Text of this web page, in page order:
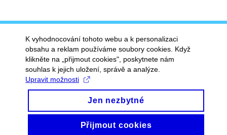
K vyhodnocování tohoto webu a k personalizaci
obsahu a reklam používáme soubory cookies. Když
klikněte na „přijmout cookies", poskytnete nám
souhlas k jejich uložení, správě a analýze.
Upravit možnosti
Jen nezbytné
Přijmout cookies